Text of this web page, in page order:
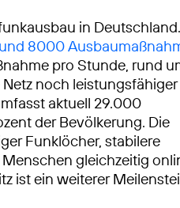
in
8000
pro Stunde, rund
Netz noch leistungsfähiger
aktuell 29.000
der Bevölkerung. Die
Funklöcher, stabilere
gleichzeitig
ist ein weiterer